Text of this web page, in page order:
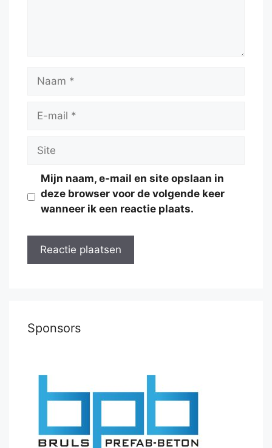
Naam
Site
Mijn naam, e-mail en site opslaan in
deze browser voor de volgende keer
wanneer ik een reactie plaats.
Sponsors